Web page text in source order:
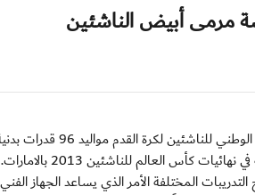
مرمى أبيض الناشئين
السبت 14 يوليو 2012:
العالم للناشئين 2013 بالامارات.
المختلفة الأمر الذي يساعد الجهاز